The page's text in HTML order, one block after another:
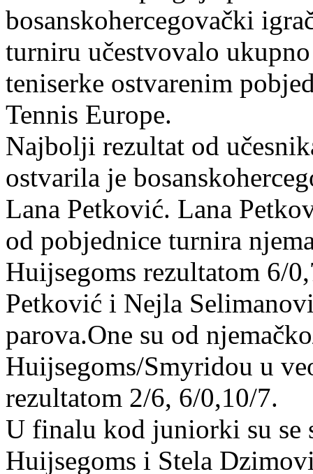
bosanskohercegovački
turniru učestvovalo
teniserke ostvarenim
Tennis Europe.
Najbolji rezultat od
ostvarila je
Lana Petković. Lana
od pobjednice turnira
Huijsegoms rezultatom 6/
Petković i Nejla
parova.One su od
Huijsegoms/Smyridou u
rezultatom 2/6, 6/0,10/7.
U finalu kod juniorki su se
Huijsegoms i Stela